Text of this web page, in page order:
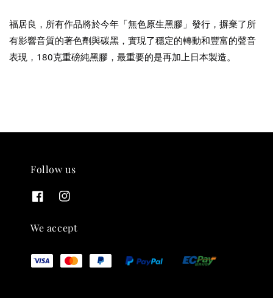
NT$ 880
福居良，所有作品將於今年「無色原生黑膠」發行，摒棄了所
有影響音質的著色劑與碳黑，實現了穩定的轉動和豐富的聲音
表現，180克重磅純黑膠，最重要的是再加上日本製造。
Follow us
We accept